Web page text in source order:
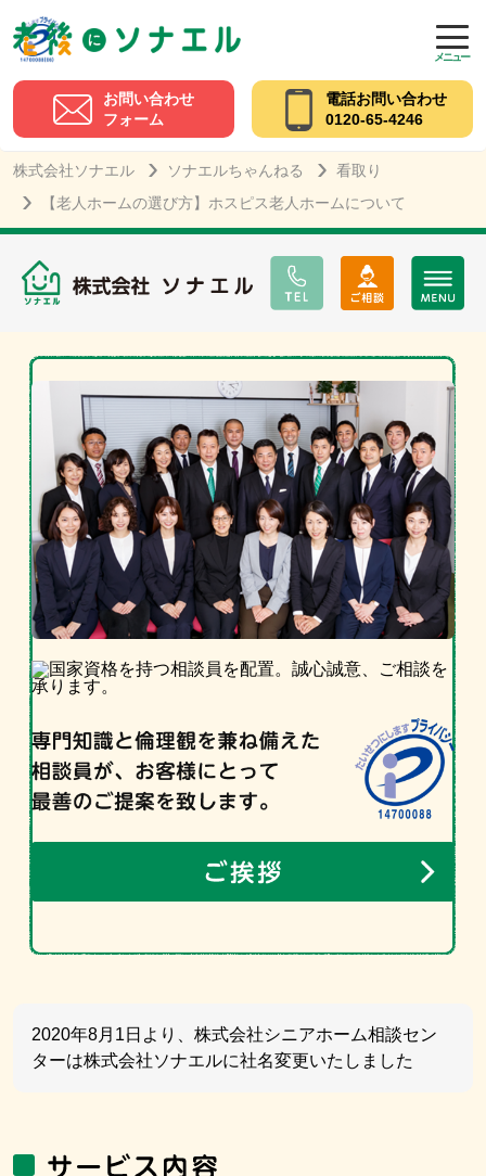
メニュー
お問い合わせ
フォーム
電話お問い合わせ
0120-65-4246
株式会社ソナエル ソナエルちゃんねる
看取り
【老人ホームの選び方】ホスピス老人ホームについて
2020年8月1日より、株式会社シニアホーム相談セン
ターは株式会社ソナエルに社名変更いたしました